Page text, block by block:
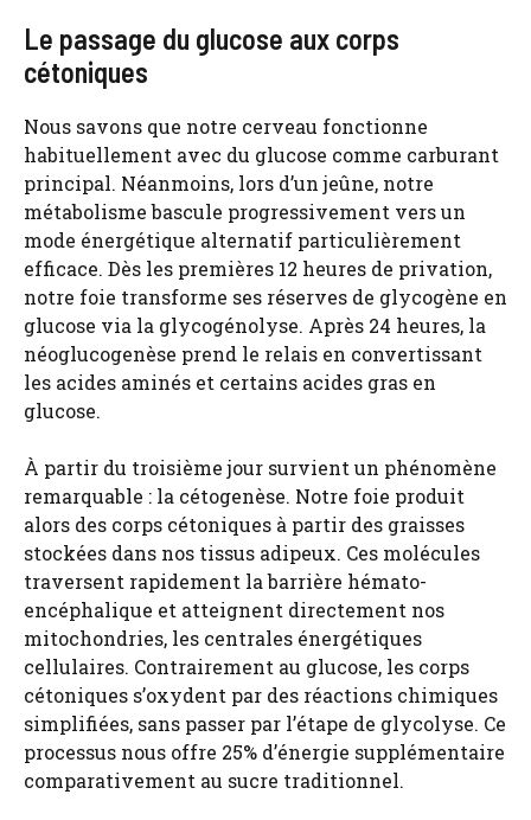
Le passage du glucose aux corps
cétoniques
Nous savons que notre cerveau fonctionne
habituellement avec du glucose comme carburant
principal. Néanmoins, lors d’un jeûne, notre
métabolisme bascule progressivement vers un
mode énergétique alternatif particulièrement
efficace. Dès les premières 12 heures de privation,
notre foie transforme ses réserves de glycogène en
glucose via la glycogénolyse. Après 24 heures, la
néoglucogenèse prend le relais en convertissant
les acides aminés et certains acides gras en
glucose.
À partir du troisième jour survient un phénomène
remarquable : la cétogenèse. Notre foie produit
alors des corps cétoniques à partir des graisses
stockées dans nos tissus adipeux. Ces molécules
traversent rapidement la barrière hémato-
encéphalique et atteignent directement nos
mitochondries, les centrales énergétiques
cellulaires. Contrairement au glucose, les corps
cétoniques s’oxydent par des réactions chimiques
simplifiées, sans passer par l’étape de glycolyse. Ce
processus nous offre 25% d’énergie supplémentaire
comparativement au sucre traditionnel.